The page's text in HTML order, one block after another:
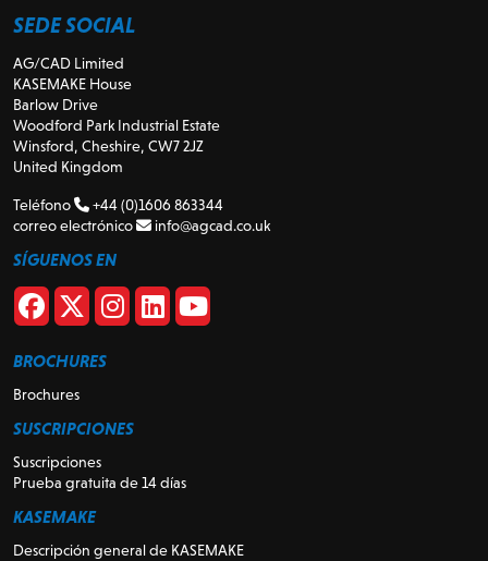
SEDE SOCIAL
AG/CAD Limited
KASEMAKE House
Barlow Drive
Woodford Park Industrial Estate
Winsford, Cheshire, CW7 2JZ
United Kingdom
Teléfono
+44 (0)1606 863344
correo electrónico
info@agcad.co.uk
SÍGUENOS EN
BROCHURES
Brochures
SUSCRIPCIONES
Suscripciones
Prueba gratuita de 14 días
KASEMAKE
Descripción general de KASEMAKE